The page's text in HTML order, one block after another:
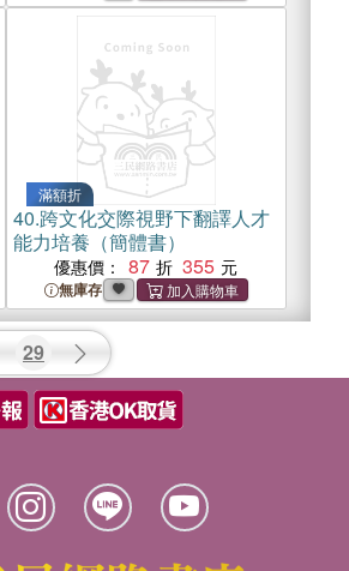
滿額折
40.跨文化交際視野下翻譯人才
能力培養（簡體書）
優惠價： 87 355
無庫存
29